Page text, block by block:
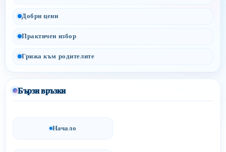
Добри цени
Практичен избор
Грижа към родителите
Бързи връзки
Начало